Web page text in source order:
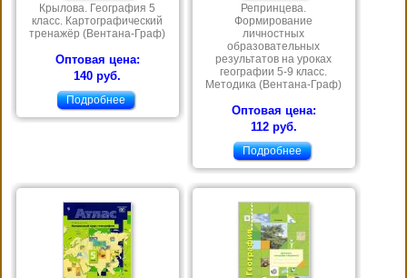
Крылова. География 5
класс. Картографический
тренажёр (Вентана-Граф)
Оптовая цена:
140 руб.
Подробнее
Репринцева.
Формирование
личностных
образовательных
результатов на уроках
географии 5-9 класс.
Методика (Вентана-Граф)
Оптовая цена:
112 руб.
Подробнее